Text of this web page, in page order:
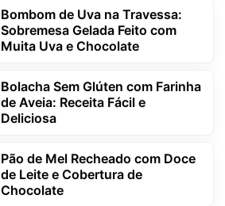
Bombom de Uva na Travessa:
Sobremesa Gelada Feito com
Muita Uva e Chocolate
Bolacha Sem Glúten com Farinha
de Aveia: Receita Fácil e
Deliciosa
Pão de Mel Recheado com Doce
de Leite e Cobertura de
Chocolate